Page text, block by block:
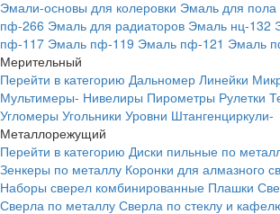
Эмали-основы для колеровки Эмаль для пола
пф-266 Эмаль для радиаторов Эмаль нц-132
пф-117 Эмаль пф-119 Эмаль пф-121 Эмаль
Мерительный
Перейти в категорию Дальномер Линейки
Мультимеры- Нивелиры Пирометры Рулетки
Угломеры Угольники Уровни Штангенциркули-
Металлорежущий
Перейти в категорию Диски пильные по
Зенкеры по металлу Коронки для алмазного
Наборы сверел комбинированные Плашки
Сверла по металлу Сверла по стеклу и